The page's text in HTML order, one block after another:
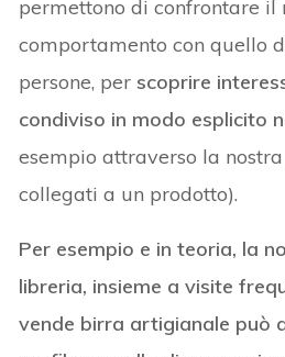
permettono di confrontare il
comportamento con quello
persone, per scoprire
condiviso in modo esplicito
esempio attraverso la
collegati a un prodotto).
Per esempio e in teoria, la
libreria, insieme a visite
vende birra artigianale può